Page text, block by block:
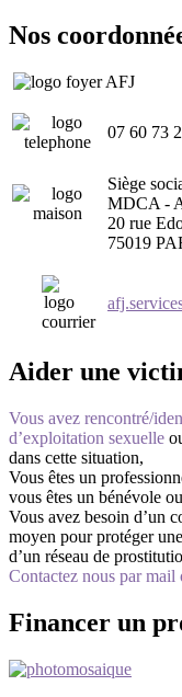
Nos
07 60 73
Siège
MDCA -
20 rue
75019
Aider une
Vous avez rencontré/
d’exploitation sexuelle
dans cette situation,
Vous êtes un
vous êtes un bénévole
Vous avez besoin d’un
moyen pour protéger
d’un réseau de
Contactez nous par mail
Financer un